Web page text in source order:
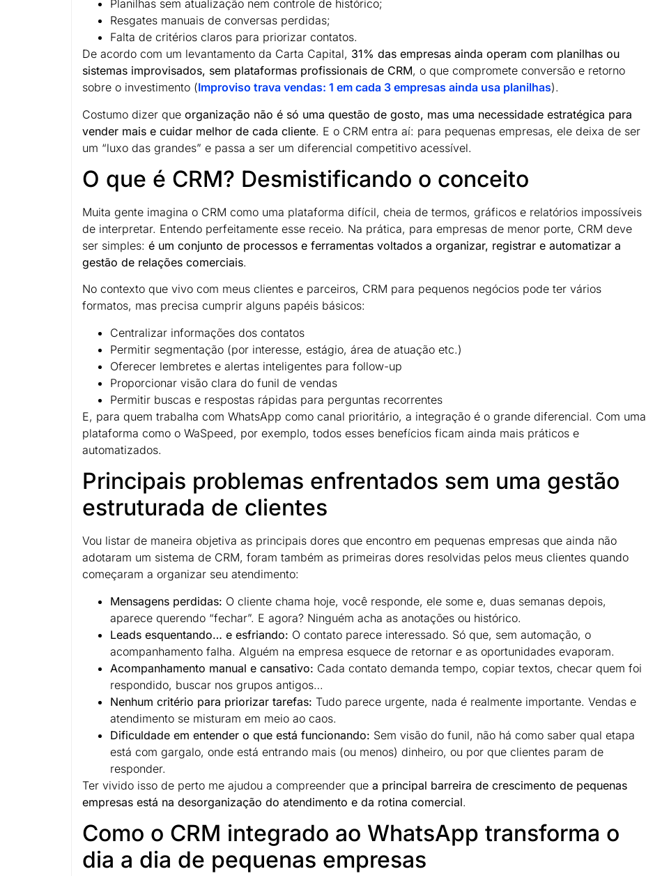
Planilhas sem atualização nem controle de histórico;
Resgates manuais de conversas perdidas;
Falta de critérios claros para priorizar contatos.
De acordo com um levantamento da Carta Capital, 31% das empresas ainda operam com planilhas ou
sistemas improvisados, sem plataformas profissionais de CRM, o que compromete conversão e retorno
sobre o investimento (Improviso trava vendas: 1 em cada 3 empresas ainda usa planilhas).
Costumo dizer que organização não é só uma questão de gosto, mas uma necessidade estratégica para
vender mais e cuidar melhor de cada cliente. E o CRM entra aí: para pequenas empresas, ele deixa de ser
um “luxo das grandes” e passa a ser um diferencial competitivo acessível.
O que é CRM? Desmistificando o conceito
Muita gente imagina o CRM como uma plataforma difícil, cheia de termos, gráficos e relatórios impossíveis
de interpretar. Entendo perfeitamente esse receio. Na prática, para empresas de menor porte, CRM deve
ser simples: é um conjunto de processos e ferramentas voltados a organizar, registrar e automatizar a
gestão de relações comerciais.
No contexto que vivo com meus clientes e parceiros, CRM para pequenos negócios pode ter vários
formatos, mas precisa cumprir alguns papéis básicos:
Centralizar informações dos contatos
Permitir segmentação (por interesse, estágio, área de atuação etc.)
Oferecer lembretes e alertas inteligentes para follow-up
Proporcionar visão clara do funil de vendas
Permitir buscas e respostas rápidas para perguntas recorrentes
E, para quem trabalha com WhatsApp como canal prioritário, a integração é o grande diferencial. Com uma
plataforma como o WaSpeed, por exemplo, todos esses benefícios ficam ainda mais práticos e
automatizados.
Principais problemas enfrentados sem uma gestão
estruturada de clientes
Vou listar de maneira objetiva as principais dores que encontro em pequenas empresas que ainda não
adotaram um sistema de CRM, foram também as primeiras dores resolvidas pelos meus clientes quando
começaram a organizar seu atendimento:
Mensagens perdidas: O cliente chama hoje, você responde, ele some e, duas semanas depois,
aparece querendo “fechar”. E agora? Ninguém acha as anotações ou histórico.
Leads esquentando… e esfriando: O contato parece interessado. Só que, sem automação, o
acompanhamento falha. Alguém na empresa esquece de retornar e as oportunidades evaporam.
Acompanhamento manual e cansativo: Cada contato demanda tempo, copiar textos, checar quem foi
respondido, buscar nos grupos antigos…
Nenhum critério para priorizar tarefas: Tudo parece urgente, nada é realmente importante. Vendas e
atendimento se misturam em meio ao caos.
Dificuldade em entender o que está funcionando: Sem visão do funil, não há como saber qual etapa
está com gargalo, onde está entrando mais (ou menos) dinheiro, ou por que clientes param de
responder.
Ter vivido isso de perto me ajudou a compreender que a principal barreira de crescimento de pequenas
empresas está na desorganização do atendimento e da rotina comercial.
Como o CRM integrado ao WhatsApp transforma o
dia a dia de pequenas empresas